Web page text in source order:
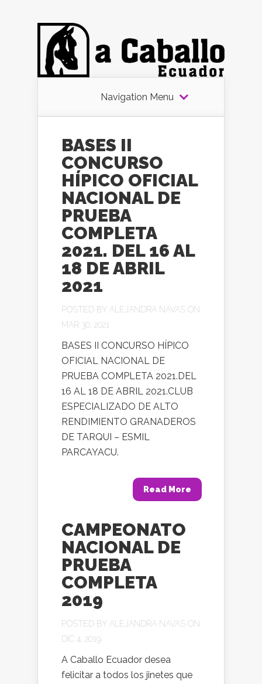
Navigation Menu
BASES II
CONCURSO
HÍPICO OFICIAL
NACIONAL DE
PRUEBA
COMPLETA
2021. DEL 16 AL
18 DE ABRIL
2021
POSTED BY ALEJANDRA NAVAS ON
MAR 30, 2021
BASES II CONCURSO HÍPICO
OFICIAL NACIONAL DE
PRUEBA COMPLETA 2021.DEL
16 AL 18 DE ABRIL 2021.CLUB
ESPECIALIZADO DE ALTO
RENDIMIENTO GRANADEROS
DE TARQUI – ESMIL
PARCAYACU.
Read More
CAMPEONATO
NACIONAL DE
PRUEBA
COMPLETA
2019
POSTED BY ALEJANDRA NAVAS ON
DIC 4, 2019
A Caballo Ecuador desea
felicitar a todos los jinetes que